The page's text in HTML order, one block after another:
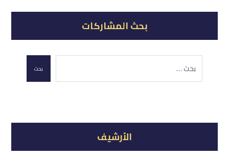
بحث المشاركات
بحث
الأرشيف